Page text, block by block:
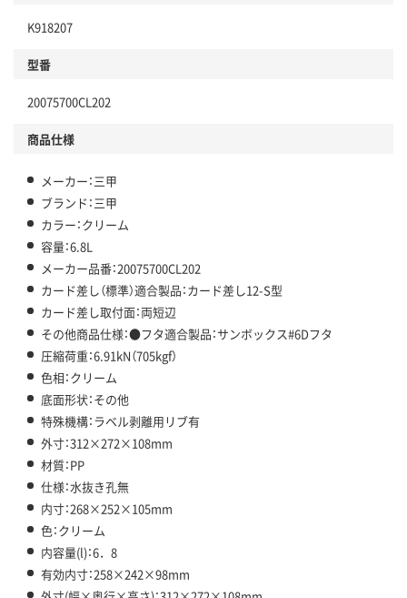
K918207
型番
20075700CL202
商品仕様
メーカー：三甲
ブランド：三甲
カラー：クリーム
容量：6.8L
メーカー品番：20075700CL202
カード差し（標準）適合製品：カード差し12-S型
カード差し取付面：両短辺
その他商品仕様：●フタ適合製品：サンボックス#6Dフタ
圧縮荷重：6.91kN（705kgf）
色相：クリーム
底面形状：その他
特殊機構：ラベル剥離用リブ有
外寸：312×272×108mm
材質：PP
仕様：水抜き孔無
内寸：268×252×105mm
色：クリーム
内容量(l)：6．8
有効内寸：258×242×98mm